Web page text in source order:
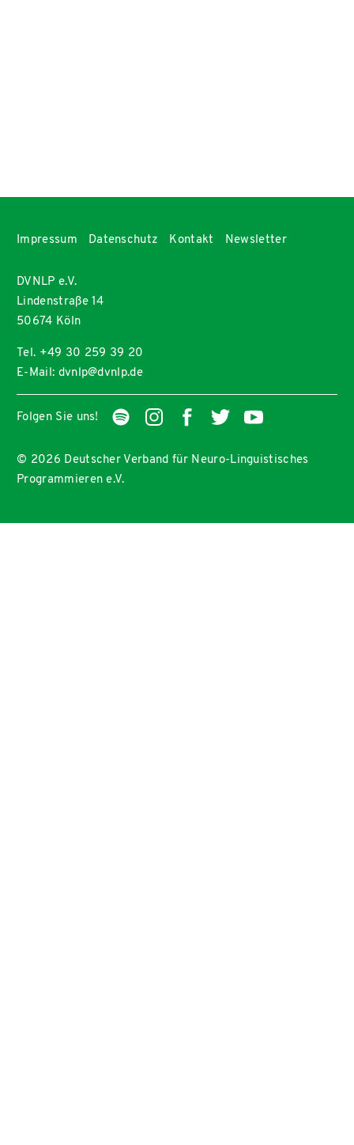
DVNLP e.V.
Lindenstraße 14
50674 Köln
Tel. +49 30 259 39 20
E-Mail: dvnlp@dvnlp.de
Impressum Datenschutz Kontakt Newsletter
© 2026 Deutscher Verband für Neuro-Linguistisches
Programmieren e.V.
Folgen Sie uns!